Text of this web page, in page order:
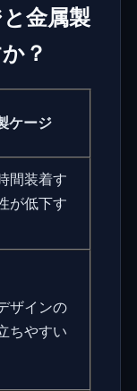
金属製
？
ケージ
間装着す
が低下す
ザインの
ちやすい